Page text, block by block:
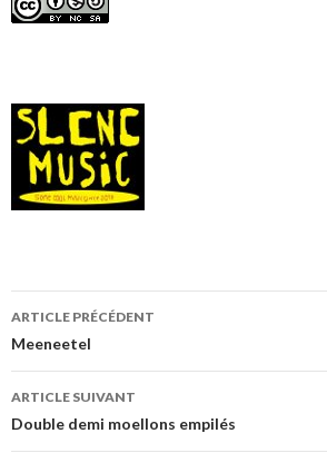
Navigation
de
l’article
ARTICLE PRÉCÉDENT
Meeneetel
ARTICLE SUIVANT
Double demi moellons empilés